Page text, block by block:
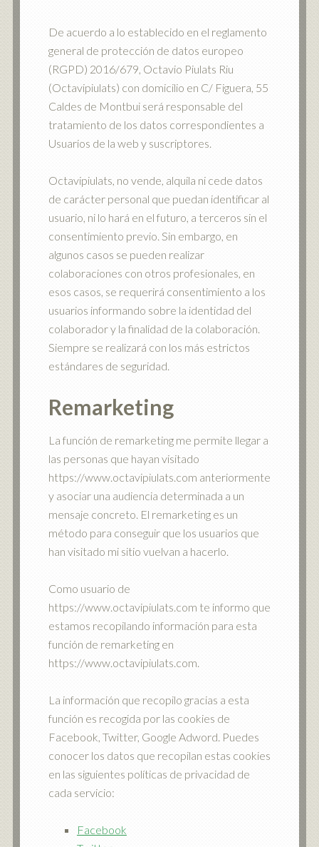
De acuerdo a lo establecido en el reglamento
general de protección de datos europeo
(RGPD) 2016/679, Octavio Piulats Riu
(Octavipiulats) con domicilio en C/ Figuera, 55
Caldes de Montbui será responsable del
tratamiento de los datos correspondientes a
Usuarios de la web y suscriptores.
Octavipiulats, no vende, alquila ni cede datos
de carácter personal que puedan identificar al
usuario, ni lo hará en el futuro, a terceros sin el
consentimiento previo. Sin embargo, en
algunos casos se pueden realizar
colaboraciones con otros profesionales, en
esos casos, se requerirá consentimiento a los
usuarios informando sobre la identidad del
colaborador y la finalidad de la colaboración.
Siempre se realizará con los más estrictos
estándares de seguridad.
Remarketing
La función de remarketing me permite llegar a
las personas que hayan visitado
https://www.octavipiulats.com anteriormente
y asociar una audiencia determinada a un
mensaje concreto. El remarketing es un
método para conseguir que los usuarios que
han visitado mi sitio vuelvan a hacerlo.
Como usuario de
https://www.octavipiulats.com te informo que
estamos recopilando información para esta
función de remarketing en
https://www.octavipiulats.com.
La información que recopilo gracias a esta
función es recogida por las cookies de
Facebook, Twitter, Google Adword. Puedes
conocer los datos que recopilan estas cookies
en las siguientes políticas de privacidad de
cada servicio:
Facebook